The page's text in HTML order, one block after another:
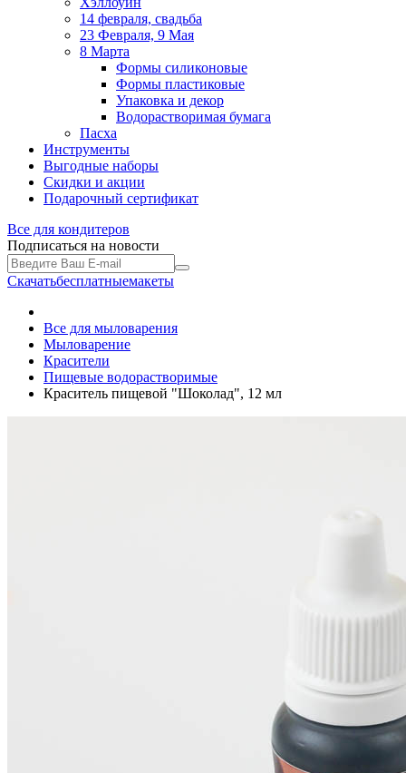
14 февраля, свадьба
23 Февраля, 9 Мая
8 Марта
Формы силиконовые
Формы пластиковые
Упаковка и декор
Водорастворимая бумага
Пасха
Инструменты
Выгодные наборы
Скидки и акции
Подарочный сертификат
Все для кондитеров
Подписаться на новости
Скачатьбесплатныемакеты
Все для мыловарения
Мыловарение
Красители
Пищевые водорастворимые
Краситель пищевой "Шоколад", 12 мл